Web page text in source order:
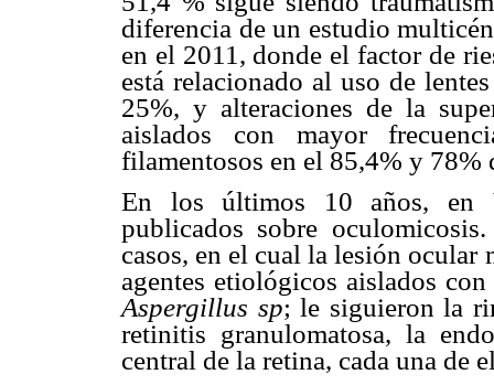
diferencia de un estudio
en el 2011, donde el factor de
está relacionado al uso de
25%, y alteraciones de la
aislados con mayor
filamentosos en el 85,4% y 78%
En los últimos 10 años, en
publicados sobre
casos, en el cual la lesión
agentes etiológicos aislados
Aspergillus sp; le siguieron la
retinitis granulomatosa, la
central de la retina, cada una de